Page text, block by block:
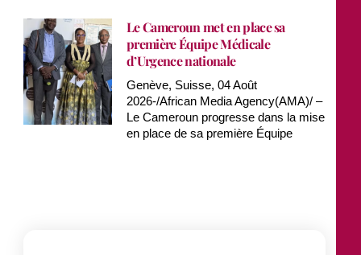
Le Cameroun met en place sa
première Équipe Médicale
d’Urgence nationale
Genève, Suisse, 04 Août
2026-/African Media Agency(AMA)/ –
Le Cameroun progresse dans la mise
en place de sa première Équipe